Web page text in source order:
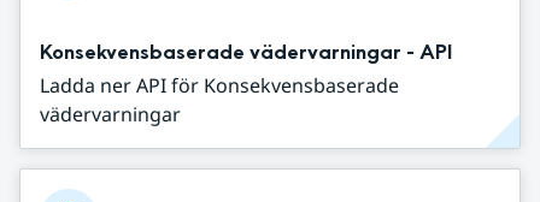
Konsekvensbaserade vädervarningar - API
Ladda ner API för Konsekvensbaserade
vädervarningar